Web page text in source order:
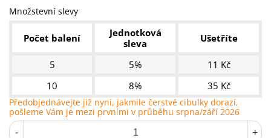
Množstevní slevy
Počet balení
Jednotková
sleva
Ušetříte
5 5%
11 Kč
10
8% 35 Kč
Předobjednávejte již nyní, jakmile čerstvé cibulky dorazí,
pošleme Vám je mezi prvními v průběhu srpna/září 2026
- +